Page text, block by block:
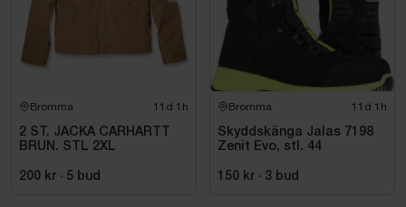
Bromma 11d 1h
2 ST. JACKA CARHARTT
BRUN. STL 2XL
200 kr · 5 bud
Bromma 11d 1h
Skyddskänga Jalas 7198
Zenit Evo, stl. 44
150 kr · 3 bud